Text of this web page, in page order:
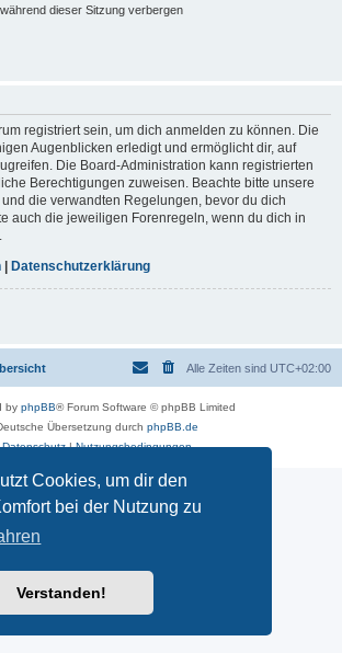
Cookies, um dir den
bei der Nutzung zu
Verstanden!
dieser Sitzung verbergen
registriert sein, um dich anmelden zu können. Die
Augenblicken erledigt und ermöglicht dir, auf
Die Board-Administration kann registrierten
Berechtigungen zuweisen. Beachte bitte unsere
die verwandten Regelungen, bevor du dich
auch die jeweiligen Forenregeln, wenn du dich in
| Datenschutzerklärung
Alle Zeiten sind UTC+02:00
by phpBB® Forum Software © phpBB Limited
Übersetzung durch phpBB.de
Datenschutz|Nutzungsbedingungen